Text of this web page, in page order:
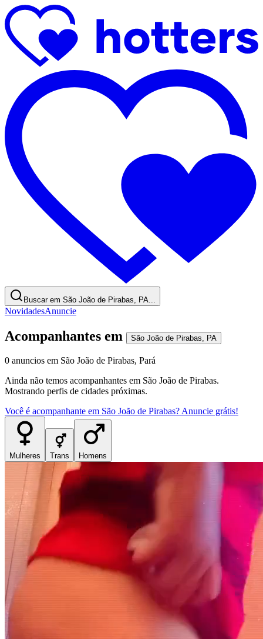
Buscar em São João de Pirabas, PA...
NovidadesAnuncie
Acompanhantes em São João de Pirabas PA
0 anuncios em São João de Pirabas, Pará
Ainda não temos acompanhantes em São João de Pirabas.
Mostrando perfis de cidades próximas.
Você é acompanhante em São João de Pirabas? Anuncie grátis!
Mulheres Trans Homens